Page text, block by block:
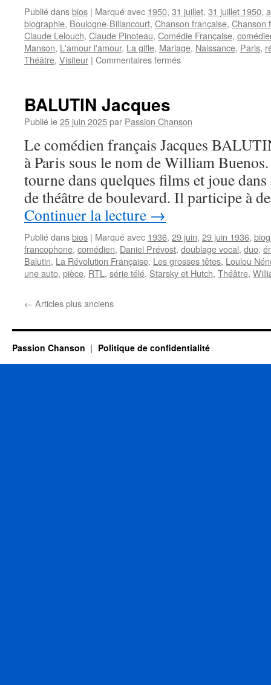
Publié dansbios | Marqué avec 1950, 31 juillet, 31 juillet 1950,
biographie, Boulogne-Billancourt, Chanson française, Chanson
Claude Lelouch, Claude Pinoteau, Comédie Française,
Manson, L'amour l'amour, La gifle, Mariage, Naissance, Paris,
Théâtre, Visiteur | Commentaires ferméssur
BALUTIN Jacques
Publié le25 juin 2025par Passion Chanson
Le comédien français Jacques
à Paris sous le nom de William
tourne dans quelques films et joue
de théâtre de boulevard. Il participe à
Continuer la lecture →
Publié dansbios | Marqué avec 1936, 29 juin, 29 juin 1936,
francophone, comédien, Daniel Prévost, doublage vocal, duo,
Balutin, La Révolution Française, Les grosses têtes, Loulou
une auto, pièce, RTL , série télé, Starsky et Hutch, Théâtre,
← Articles plus anciens
Passion Chanson Politique de confidentialité